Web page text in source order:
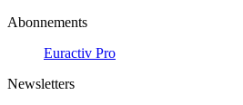
Abonnements
Euractiv Pro
Newsletters